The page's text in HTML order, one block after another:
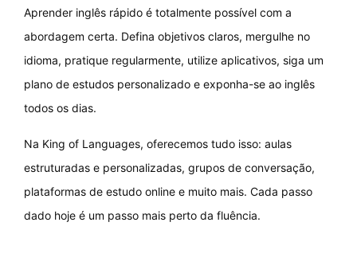
Aprender inglês rápido é totalmente possível com a
abordagem certa. Defina objetivos claros, mergulhe no
idioma, pratique regularmente, utilize aplicativos, siga um
plano de estudos personalizado e exponha-se ao inglês
todos os dias.
Na King of Languages, oferecemos tudo isso: aulas
estruturadas e personalizadas, grupos de conversação,
plataformas de estudo online e muito mais. Cada passo
dado hoje é um passo mais perto da fluência.